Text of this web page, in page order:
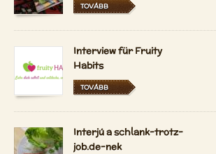
TOVÁBB
Interview für Fruity
Habits
TOVÁBB
Interjú a schlank-trotz-
job.de-nek